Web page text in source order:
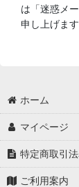
は「迷惑メ
申し上げます
ホーム
マイページ
特定商取引
ご利用案内